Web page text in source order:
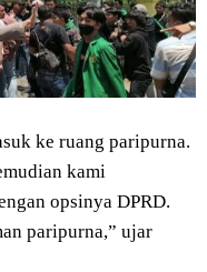
ke ruang paripurna.
kami
opsinya DPRD.
paripurna,” ujar